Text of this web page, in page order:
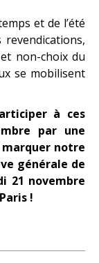
et de l’été
non-choix du
se mobilisent
à ces
par une
notre
générale de
21 novembre
!